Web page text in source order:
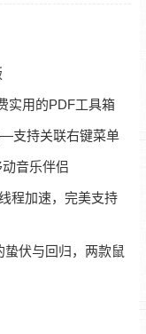
实用的PDF工具箱
—支持关联右键菜单
音乐伴侣
程加速，完美支持
伏与回归，两款鼠